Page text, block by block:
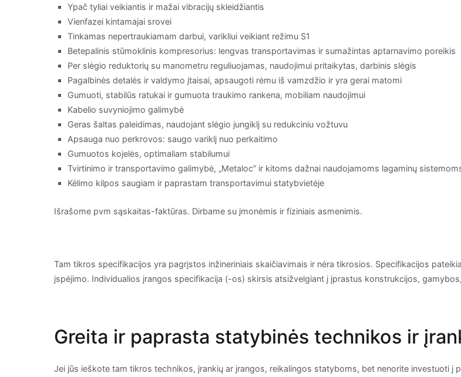
Ypač tyliai veikiantis ir mažai vibracijų skleidžiantis
Vienfazei kintamajai srovei
Tinkamas nepertraukiamam darbui, varikliui veikiant režimu S1
Betepalinis stūmoklinis kompresorius: lengvas transportavimas ir sumažintas aptarnavimo poreikis
Per slėgio reduktorių su manometru reguliuojamas, naudojimui pritaikytas, darbinis slėgis
Pagalbinės detalės ir valdymo įtaisai, apsaugoti rėmu iš vamzdžio ir yra gerai matomi
Gumuoti, stabilūs ratukai ir gumuota traukimo rankena, mobiliam naudojimui
Kabelio suvyniojimo galimybė
Geras šaltas paleidimas, naudojant slėgio jungiklį su redukciniu vožtuvu
Apsauga nuo perkrovos: saugo variklį nuo perkaitimo
Gumuotos kojelės, optimaliam stabilumui
Tvirtinimo ir transportavimo galimybė, „Metaloc” ir kitoms dažnai naudojamoms lagaminų
Kėlimo kilpos saugiam ir paprastam transportavimui statybvietėje
Išrašome pvm sąskaitas-faktūras. Dirbame su įmonėmis ir fiziniais asmenimis.
Tam tikros specifikacijos yra pagrįstos inžineriniais skaičiavimais ir nėra tikrosios. Specifikacijos
įspėjimo. Individualios įrangos specifikacija (-os) skirsis atsižvelgiant į įprastus konstrukcijos,
Greita ir paprasta statybinės technikos ir
Jei jūs ieškote tam tikros technikos, įrankių ar įrangos, reikalingos statyboms, bet nenorite investuoti